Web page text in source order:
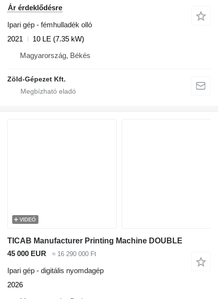
Ár érdeklődésre
Ipari gép - fémhulladék olló
2021
10 LE (7.35 kW)
Magyarország, Békés
Zöld-Gépezet Kft.
VIDEÓ
TICAB Manufacturer Printing Machine DOUBLE
45 000 EUR
≈ 16 290 000 Ft
Ipari gép - digitális nyomdagép
2026